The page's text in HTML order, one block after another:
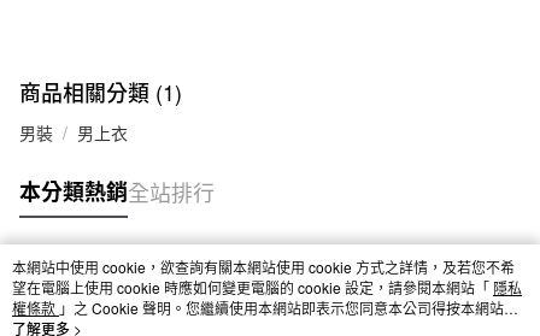
商品相關分類 (1)
男裝 男上衣
本分類熱銷全站排行
熱門標籤
本網站中使用 cookie，欲查詢有關本網站使用 cookie 方式之詳情，及若您不希
望在電腦上使用 cookie 時應如何變更電腦的 cookie 設定，請參閱本網站「 隱私
權條款 」之 Cookie 聲明。您繼續使用本網站即表示您同意本公司得按本網站使
用條款之 Cookie 聲明使用 cookie。
了解更多 >